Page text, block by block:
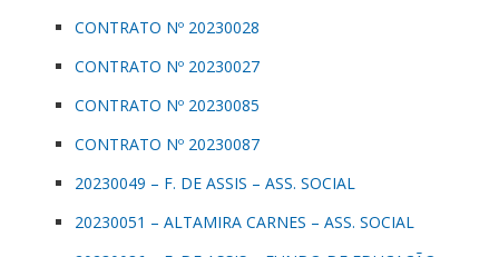
CONTRATO Nº 20230028
CONTRATO Nº 20230027
CONTRATO Nº 20230085
CONTRATO Nº 20230087
20230049 – F. DE ASSIS – ASS. SOCIAL
20230051 – ALTAMIRA CARNES – ASS. SOCIAL